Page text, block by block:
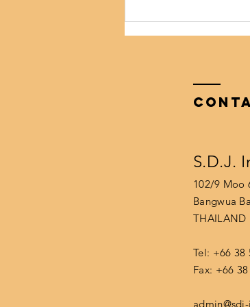
อยากชวนทุกคนช่ว
ขยะ เพื่ออนาคตขอ
S.D.J.
102/9 Moo
Bangwua
THAILAND
Tel: +66 38
Fax: +66